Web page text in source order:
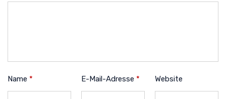
Name * E-Mail-Adresse * Website